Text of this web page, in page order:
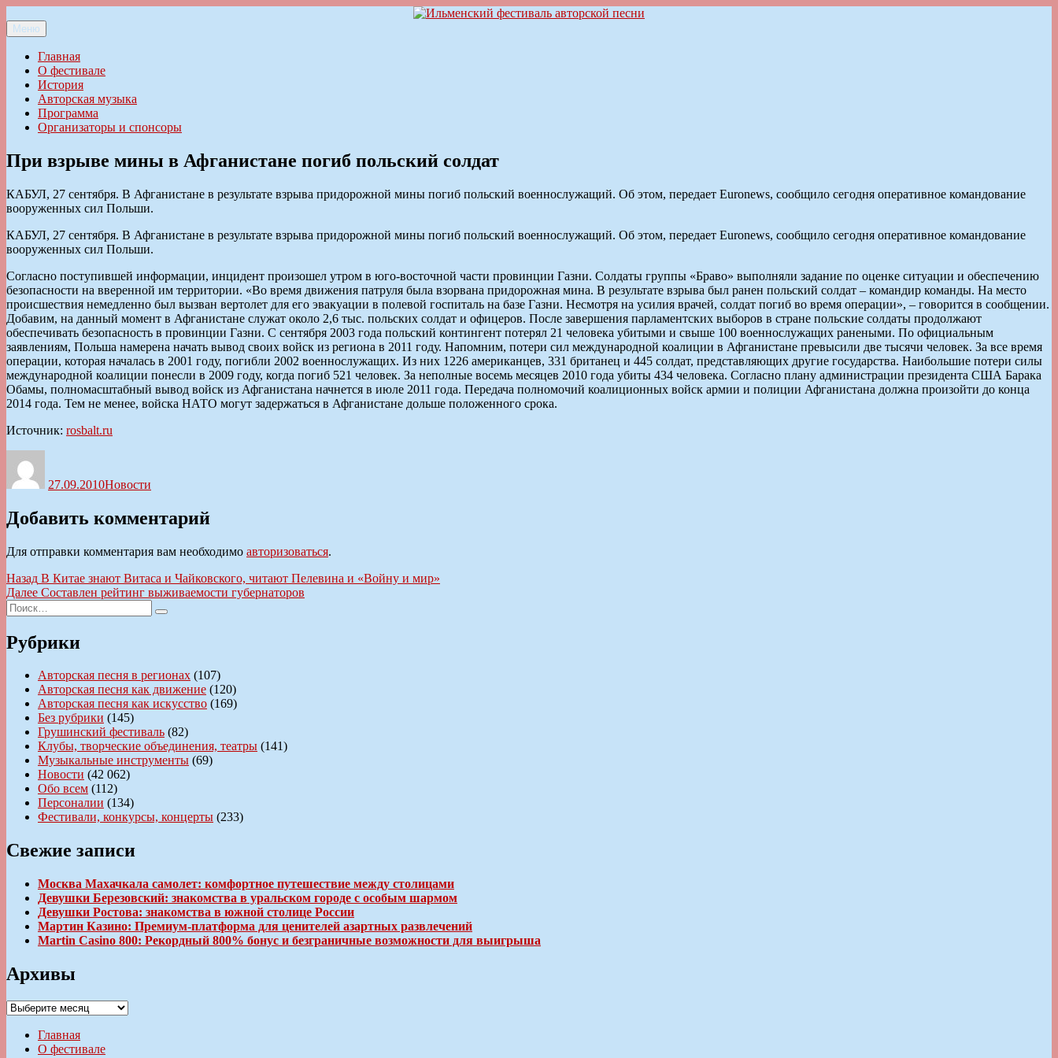
к
содержимому
Ильменский фестиваль авторской песни
Меню
Главная
О фестивале
История
Авторская музыка
Программа
Организаторы и спонсоры
При взрыве мины в Афганистане погиб польский солдат
КАБУЛ, 27 сентября. В Афганистане в результате взрыва придорожной мины погиб польский военнослужащий. Об этом, передает Euronews, сообщило сегодня оперативное командование
вооруженных сил Польши.
КАБУЛ, 27 сентября. В Афганистане в результате взрыва придорожной мины погиб польский военнослужащий. Об этом, передает Euronews, сообщило сегодня оперативное командование
вооруженных сил Польши.
Согласно поступившей информации, инцидент произошел утром в юго-восточной части провинции Газни. Солдаты группы «Браво» выполняли задание по оценке ситуации и обеспечению
безопасности на вверенной им территории. «Во время движения патруля была взорвана придорожная мина. В результате взрыва был ранен польский солдат – командир команды. На место
происшествия немедленно был вызван вертолет для его эвакуации в полевой госпиталь на базе Газни. Несмотря на усилия врачей, солдат погиб во время операции», – говорится в сообщении.
Добавим, на данный момент в Афганистане служат около 2,6 тыс. польских солдат и офицеров. После завершения парламентских выборов в стране польские солдаты продолжают
обеспечивать безопасность в провинции Газни. С сентября 2003 года польский контингент потерял 21 человека убитыми и свыше 100 военнослужащих ранеными. По официальным
заявлениям, Польша намерена начать вывод своих войск из региона в 2011 году. Напомним, потери сил международной коалиции в Афганистане превысили две тысячи человек. За все время
операции, которая началась в 2001 году, погибли 2002 военнослужащих. Из них 1226 американцев, 331 британец и 445 солдат, представляющих другие государства. Наибольшие потери силы
международной коалиции понесли в 2009 году, когда погиб 521 человек. За неполные восемь месяцев 2010 года убиты 434 человека. Согласно плану администрации президента США Барака
Обамы, полномасштабный вывод войск из Афганистана начнется в июле 2011 года. Передача полномочий коалиционных войск армии и полиции Афганистана должна произойти до конца
2014 года. Тем не менее, войска НАТО могут задержаться в Афганистане дольше положенного срока.
Источник: rosbalt.ru
27.09.2010Новости
Добавить комментарий
Для отправки комментария вам необходимо авторизоваться.
Навигация
по
записям
Назад Предыдущая
запись:
В Китае знают Витаса и Чайковского, читают Пелевина и «Войну и мир»
Далее Следующая
Составлен рейтинг выживаемости губернаторов
Искать:
Поиск
Рубрики
Авторская песня в регионах (107)
Авторская песня как движение (120)
Авторская песня как искусство (169)
Без рубрики (145)
Грушинский фестиваль (82)
Клубы, творческие объединения, театры (141)
Музыкальные инструменты (69)
Новости (42 062)
Обо всем (112)
Персоналии (134)
Фестивали, конкурсы, концерты (233)
Свежие записи
Москва Махачкала самолет: комфортное путешествие между столицами
Девушки Березовский: знакомства в уральском городе с особым шармом
Девушки Ростова: знакомства в южной столице России
Мартин Казино: Премиум-платформа для ценителей азартных развлечений
Martin Casino 800: Рекордный 800% бонус и безграничные возможности для выигрыша
Архивы
Архивы
Главная
О фестивале